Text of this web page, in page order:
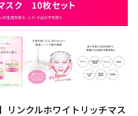
リンクルホワイトリッチマス